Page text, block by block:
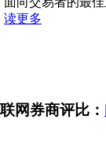
读更多
网券商评比：